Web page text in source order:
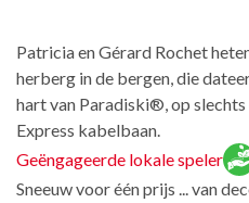
Patricia en Gérard Rochet
herberg in de bergen, die
hart van Paradiski®, op slechts
Express kabelbaan.
Geëngageerde lokale speler
Sneeuw voor één prijs ... van